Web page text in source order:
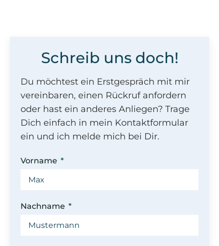
Schreib uns doch!
Du möchtest ein Erstgespräch mit mir
vereinbaren, einen Rückruf anfordern
oder hast ein anderes Anliegen? Trage
Dich einfach in mein Kontaktformular
ein und ich melde mich bei Dir.
Vorname
Nachname